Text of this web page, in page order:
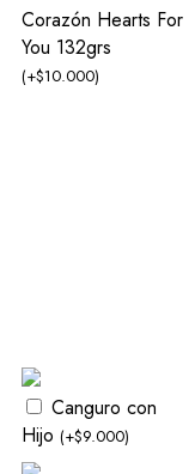
Corazón Hearts For
You 132grs
(+$10.000)
Canguro con
Hijo (+$9.000)